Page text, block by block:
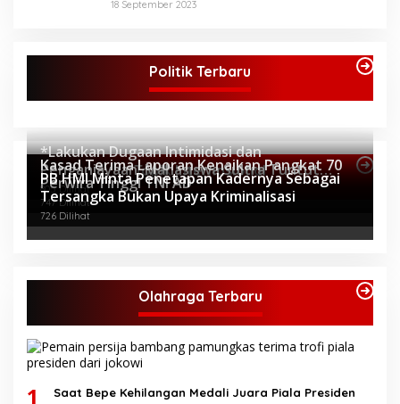
18 September 2023
Politik Terbaru
Topik Internasional
*Lakukan Dugaan Intimidasi dan
Penganiayaan, Mahasiswa Sultra Tuntut
Pemecatan Pj Bupati Buton Selatan*
805 Dilihat
Kasad Terima Laporan Kenaikan Pangkat 70
Perwira Tinggi TNI AD
747 Dilihat
PB HMI Minta Penetapan Kadernya Sebagai
Tersangka Bukan Upaya Kriminalisasi
726 Dilihat
Olahraga Terbaru
1 Saat Bepe Kehilangan Medali Juara Piala Presiden